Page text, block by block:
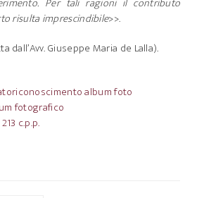
risulta imprescindibile>>.
dall’Avv. Giuseppe Maria de Lalla).
riconoscimento album foto
fotografico
c.p.p.